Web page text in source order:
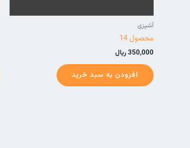
آشپزی
محصول 14
350,000ریال
افزودن به سبد خرید